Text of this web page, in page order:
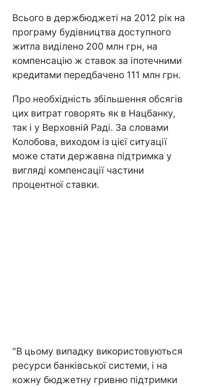
Всього в держбюджеті на 2012 рік на
програму будівництва доступного
житла виділено 200 млн грн, на
компенсацію ж ставок за іпотечними
кредитами передбачено 111 млн грн.
Про необхідність збільшення обсягів
цих витрат говорять як в Нацбанку,
так і у Верховній Раді. За словами
Колобова, виходом із цієї ситуації
може стати державна підтримка у
вигляді компенсації частини
процентної ставки.
"В цьому випадку використовуються
ресурси банківської системи, і на
кожну бюджетну гривню підтримки